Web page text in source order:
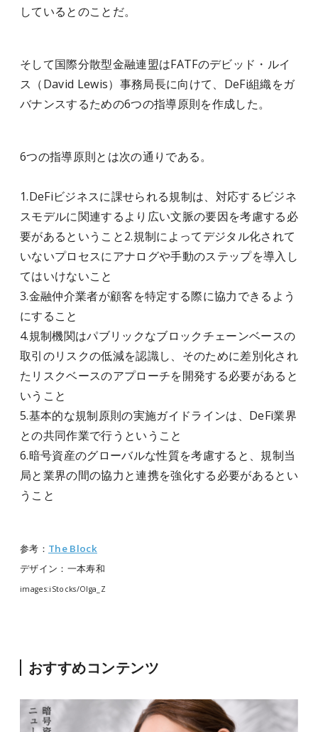
しているとのことだ。
そして国際分散型金融連盟はFATFのデビッド・ルイ
ス（David Lewis）事務局長に向けて、DeFi組織をガ
バナンスするための6つの指導原則を作成した。
6つの指導原則とは次の通りである。
1.DeFiビジネスに課せられる規制は、対応するビジネ
スモデルに関連するより広い文脈の要因を考慮する必
要があるということ2.規制によってデジタル化されて
いないプロセスにアナログや手動のステップを導入し
てはいけないこと
3.金融仲介業者が顧客を特定する際に協力できるよう
にすること
4.規制機関はパブリックなブロックチェーンベースの
取引のリスクの低減を認識し、そのために差別化され
たリスクベースのアプローチを開発する必要があると
いうこと
5.基本的な規制原則の実施ガイドラインは、DeFi業界
との共同作業で行うということ
6.暗号資産のグローバルな性質を考慮すると、規制当
局と業界の間の協力と連携を強化する必要があるとい
うこと
参考： The Block
デザイン：一本寿和
images:iStocks/Olga_Z
おすすめコンテンツ